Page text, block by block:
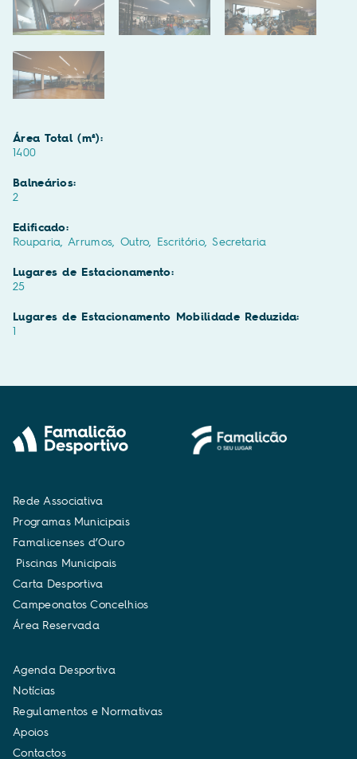
Área Total (m²):
1400
Balneários:
2
Edificado:
Rouparia, Arrumos, Outro, Escritório, Secretaria
Lugares de Estacionamento:
25
Lugares de Estacionamento Mobilidade Reduzida:
1
Rede Associativa
Programas Municipais
Famalicenses d’Ouro
Piscinas Municipais
Carta Desportiva
Campeonatos Concelhios
Área Reservada
Agenda Desportiva
Notícias
Regulamentos e Normativas
Apoios
Contactos